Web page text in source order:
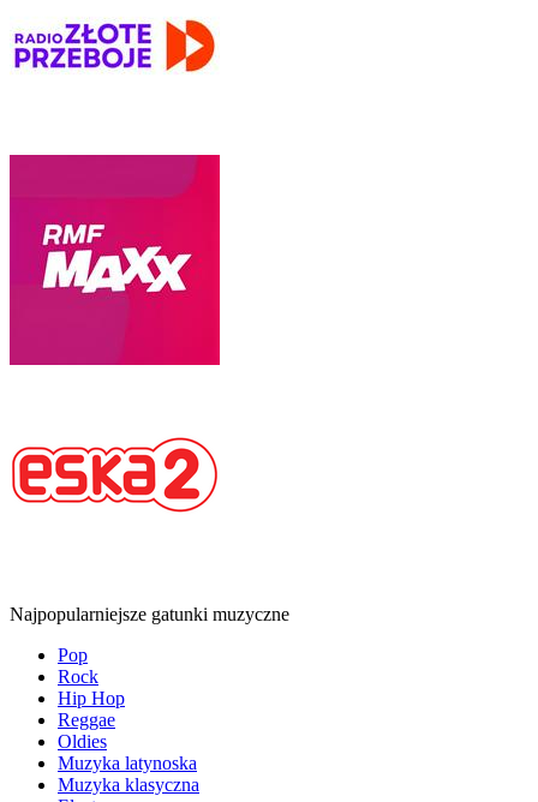
Najpopularniejsze gatunki muzyczne
Pop
Rock
Hip Hop
Reggae
Oldies
Muzyka latynoska
Muzyka klasyczna